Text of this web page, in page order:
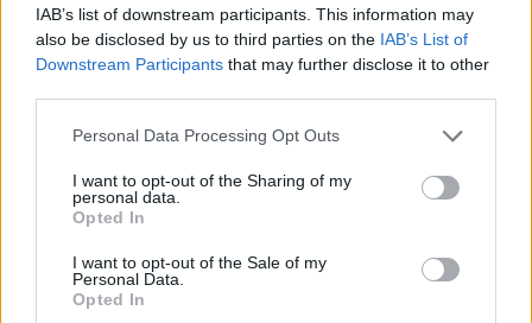
IAB’s list of downstream participants. This information may
also be disclosed by us to third parties on the IAB’s List of
Downstream Participants that may further disclose it to other
Please note that this website/app uses one or more Google
not limited to your visit or usage behaviour. You may click to
grant or deny consent to Google and its third-party tags to
use your data for below specified purposes in below Google
consent section.
Personal Data Processing Opt Outs
I want to opt-out of the Sharing of my
personal data.
Opted In
I want to opt-out of the Sale of my
Personal Data.
Opted In
Η μελέτη πραγματοποιήθηκε στο Augusta University
των ΗΠΑ και παρακολούθησε 1.031 άτομα με μέση
καθημερινά 2.000 IU βιταμίνης D, ενώ η άλλη έπαιρνε
εικονικό φάρμακο (placebo). Οι επιστήμονες
μέτρησαν το μήκος των τελομερών στην αρχή, δύο
Τα αποτελέσματα ήταν εντυπωσιακά: